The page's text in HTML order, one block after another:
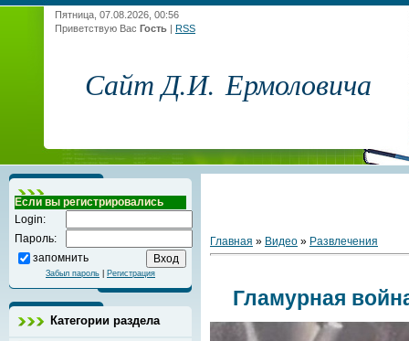
Пятница, 07.08.2026, 00:56
Приветствую Вас Гость | RSS
Сайт Д.И. Ермоловича
Если вы регистрировались
Login:
Пароль:
запомнить
Забыл пароль Регистрация
Категории раздела
Главная » Видео » Развлечения
Гламурная